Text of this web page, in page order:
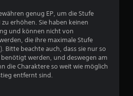
u
n
g
:
genug EP, um die Stufe
zu erhöhen. Sie haben keinen
und können nicht von
die ihre maximale Stufe
Bitte beachte auch, dass sie nur so
benötigt werden, und deswegen am
die Charaktere so weit wie möglich
entfernt sind.